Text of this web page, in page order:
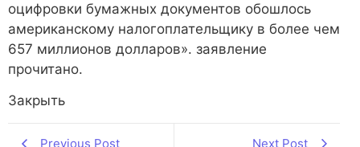
оцифровки бумажных документов обошлось
американскому налогоплательщику в более чем
657 миллионов долларов». заявление
прочитано.
Закрыть
Previous Post Next Post